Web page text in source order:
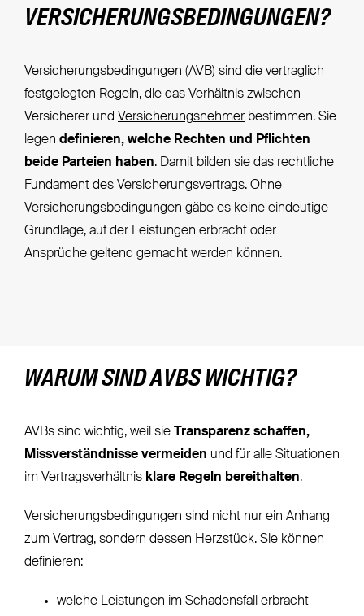
VERSICHERUNGSBEDINGUNGEN?
Versicherungsbedingungen (AVB) sind die vertraglich
festgelegten Regeln, die das Verhältnis zwischen
Versicherer und Versicherungsnehmerbestimmen. Sie
legen definieren, welche Rechten und Pflichten
beide Parteien haben. Damit bilden sie das rechtliche
Fundament des Versicherungsvertrags. Ohne
Versicherungsbedingungen gäbe es keine eindeutige
Grundlage, auf der Leistungen erbracht oder
Ansprüche geltend gemacht werden können.
WARUM SIND AVBS WICHTIG?
AVBs sind wichtig, weil sie
Transparenz schaffen,
Missverständnisse vermeiden und für alle Situationen
im Vertragsverhältnis klare Regeln bereithalten.
Versicherungsbedingungen sind nicht nur ein Anhang
zum Vertrag, sondern dessen Herzstück. Sie können
definieren:
welche Leistungen im Schadensfall erbracht